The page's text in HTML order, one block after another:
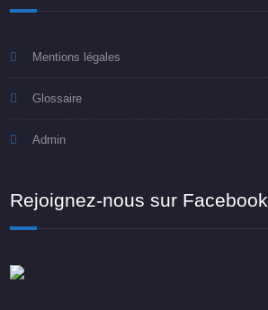
Mentions légales
Glossaire
Admin
Rejoignez-nous sur Facebook